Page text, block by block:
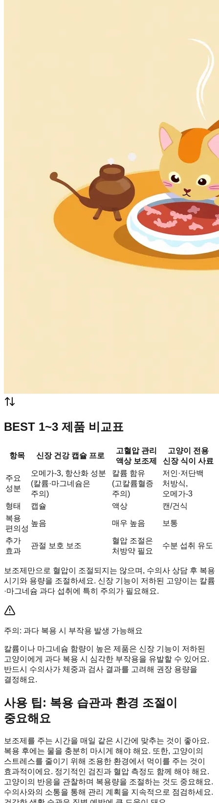
BEST 1~3 제품 비교표
항목 신장 건강 캡슐 프로
고혈압 관리
액상 보조제
고양이 전용
신장 식이 사료
주요
성분
오메가-3, 항산화 성분
(칼륨·마그네슘은
주의)
칼륨 함유
(고칼륨혈증
주의)
저인·저단백
처방식,
오메가-3
형태
캡슐 액상
캔/건식
복용
편의성
높음 매우 높음 보통
추가
효과
관절 보호 보조
혈압 조절은
처방약 필요
수분 섭취 유도
보조제만으로 혈압이 조절되지는 않으며, 수의사 상담 후 복용
시기와 용량을 조절하세요. 신장 기능이 저하된 고양이는 칼륨
·마그네슘 과다 섭취에 특히 주의가 필요해요.
주의: 과다 복용 시 부작용 발생 가능해요
칼륨이나 마그네슘 함량이 높은 제품은 신장 기능이 저하된
고양이에게 과다 복용 시 심각한 부작용을 유발할 수 있어요.
반드시 수의사가 체중과 검사 결과를 고려해 권장 용량을
결정해요.
사용 팁: 복용 습관과 환경 조절이
중요해요
보조제를 주는 시간을 매일 같은 시간에 맞추는 것이 좋아요.
복용 후에는 물을 충분히 마시게 해야 해요. 또한, 고양이의
스트레스를 줄이기 위해 조용한 환경에서 먹이를 주는 것이
효과적이에요. 정기적인 검진과 혈압 측정도 함께 해야 해요.
고양이의 반응을 관찰하며 복용량을 조절하는 것도 중요해요.
수의사와의 소통을 통해 관리 계획을 지속적으로 점검하세요.